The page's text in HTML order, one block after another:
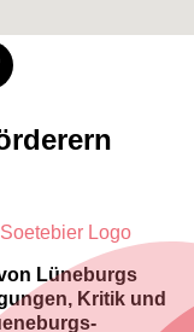
Lüneburgs
Kritik und